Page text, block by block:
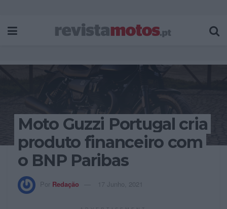
Moto Guzzi Portugal cria
produto financeiro com
o BNP Paribas
Por Redação 17 Junho, 2021